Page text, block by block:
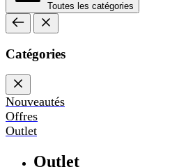
Toutes les catégories
Catégories
Nouveautés
Offres
Outlet
Outlet